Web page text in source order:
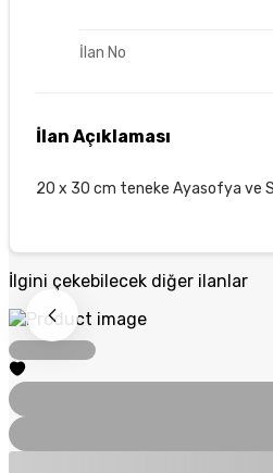
İlan No
İlan Açıklaması
20 x 30 cm teneke Ayasofya ve
İlgini çekebilecek diğer ilanlar